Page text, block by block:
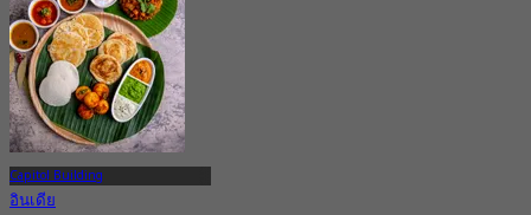
จากS$ 51.25
Capitol Building
อินเดีย